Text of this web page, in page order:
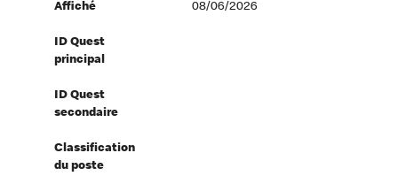
Affiché 08/06/2026
ID Quest
principal
ID Quest
secondaire
Classification
du poste